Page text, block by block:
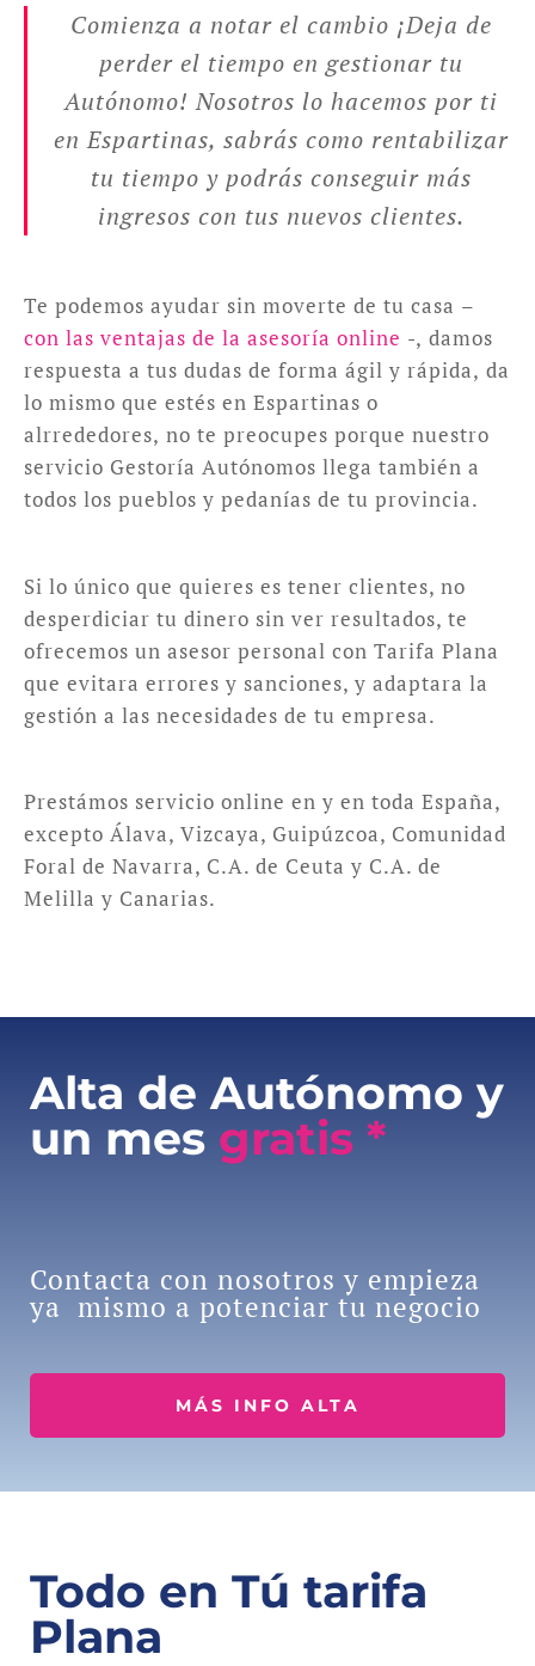
Comienza a notar el cambio ¡Deja de
perder el tiempo en gestionar tu
Autónomo! Nosotros lo hacemos por ti
en Espartinas, sabrás como rentabilizar
tu tiempo y podrás conseguir más
ingresos con tus nuevos clientes.
Te podemos ayudar sin moverte de tu casa –
con las ventajas de la asesoría online -, damos
respuesta a tus dudas de forma ágil y rápida, da
lo mismo que estés en Espartinas o
alrrededores, no te preocupes porque nuestro
servicio Gestoría Autónomos llega también a
todos los pueblos y pedanías de tu provincia.
Si lo único que quieres es tener clientes, no
desperdiciar tu dinero sin ver resultados, te
ofrecemos un asesor personal con Tarifa Plana
que evitara errores y sanciones, y adaptara la
gestión a las necesidades de tu empresa.
Prestámos servicio online en y en toda España,
excepto Álava, Vizcaya, Guipúzcoa, Comunidad
Foral de Navarra, C.A. de Ceuta y C.A. de
Melilla y Canarias.
Alta de Autónomo y
un mes gratis *
Contacta con nosotros y empieza
ya mismo a potenciar tu negocio
MÁS INFO ALTA
Todo en Tú tarifa
Plana